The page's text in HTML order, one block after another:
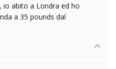
io abito a Londra ed ho
a 35 pounds dal